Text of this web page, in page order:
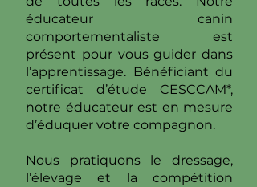
éducateur canin
comportementaliste est
présent pour vous guider dans
l’apprentissage. Bénéficiant du
certificat d’étude CESCCAM*,
notre éducateur est en mesure
d’éduquer votre compagnon.
Nous pratiquons le dressage,
l’élevage et la compétition